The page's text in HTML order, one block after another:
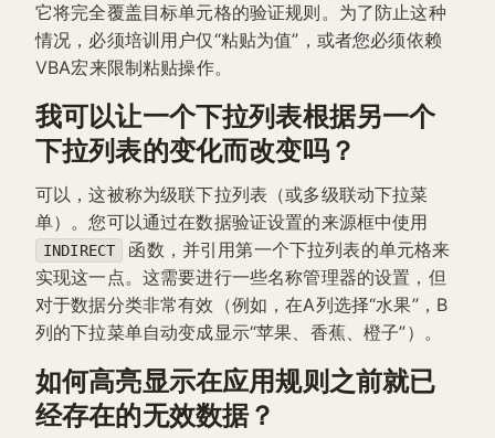
它将完全覆盖目标单元格的验证规则。为了防止这种
情况，必须培训用户仅“粘贴为值”，或者您必须依赖
VBA宏来限制粘贴操作。
我可以让一个下拉列表根据另一个
下拉列表的变化而改变吗？
可以，这被称为级联下拉列表（或多级联动下拉菜
单）。您可以通过在数据验证设置的来源框中使用
INDIRECT
函数，并引用第一个下拉列表的单元格来
实现这一点。这需要进行一些名称管理器的设置，但
对于数据分类非常有效（例如，在A列选择“水果”，B
列的下拉菜单自动变成显示“苹果、香蕉、橙子”）。
如何高亮显示在应用规则之前就已
经存在的无效数据？